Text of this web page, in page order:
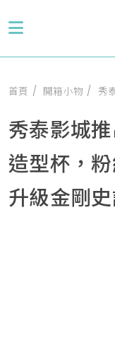
首頁 開箱小物 秀泰
秀泰影城
造型杯，
升級金剛